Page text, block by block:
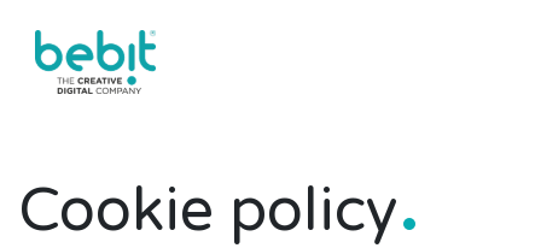
Cookie policy